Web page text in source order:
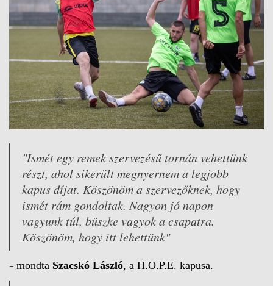
"Ismét egy remek szervezésű tornán vehettünk
részt, ahol sikerült megnyernem a legjobb
kapus díjat. Köszönöm a szervezőknek, hogy
ismét rám gondoltak. Nagyon jó napon
vagyunk túl, büszke vagyok a csapatra.
Köszönöm, hogy itt lehettünk"
– mondta Szacskó László, a H.O.P.E. kapusa.